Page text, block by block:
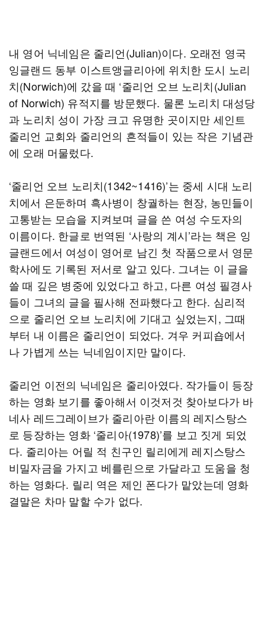
내 영어 닉네임은 줄리언(Julian)이다. 오래전 영국
잉글랜드 동부 이스트앵글리아에 위치한 도시 노리
치(Norwich)에 갔을 때 ‘줄리언 오브 노리치(Julian
of Norwich) 유적지를 방문했다. 물론 노리치 대성당
과 노리치 성이 가장 크고 유명한 곳이지만 세인트
줄리언 교회와 줄리언의 흔적들이 있는 작은 기념관
에 오래 머물렀다.
‘줄리언 오브 노리치(1342~1416)’는 중세 시대 노리
치에서 은둔하며 흑사병이 창궐하는 현장, 농민들이
고통받는 모습을 지켜보며 글을 쓴 여성 수도자의
이름이다. 한글로 번역된 ‘사랑의 계시’라는 책은 잉
글랜드에서 여성이 영어로 남긴 첫 작품으로서 영문
학사에도 기록된 저서로 알고 있다. 그녀는 이 글을
쓸 때 깊은 병중에 있었다고 하고, 다른 여성 필경사
들이 그녀의 글을 필사해 전파했다고 한다. 심리적
으로 줄리언 오브 노리치에 기대고 싶었는지, 그때
부터 내 이름은 줄리언이 되었다. 겨우 커피숍에서
나 가볍게 쓰는 닉네임이지만 말이다.
줄리언 이전의 닉네임은 줄리아였다. 작가들이 등장
하는 영화 보기를 좋아해서 이것저것 찾아보다가 바
네사 레드그레이브가 줄리아란 이름의 레지스탕스
로 등장하는 영화 ‘줄리아(1978)’를 보고 짓게 되었
다. 줄리아는 어릴 적 친구인 릴리에게 레지스탕스
비밀자금을 가지고 베를린으로 가달라고 도움을 청
하는 영화다. 릴리 역은 제인 폰다가 맡았는데 영화
결말은 차마 말할 수가 없다.